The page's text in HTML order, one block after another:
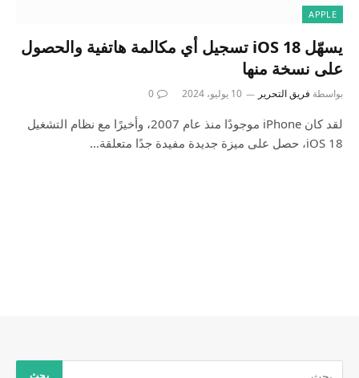
APPLE
يسهّل iOS 18 تسجيل أي مكالمة هاتفية والحصول
على نسخة منها
بواسطة فريق التحرير 10 يوليو، 2024 0
لقد كان iPhone موجودًا منذ عام 2007، وأخيرًا مع نظام التشغيل
iOS 18، حصل على ميزة جديدة مفيدة جدًا متعلقة…